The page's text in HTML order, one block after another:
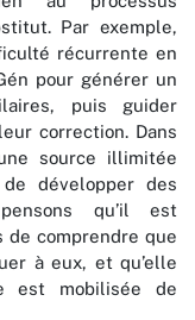
Par exemple,
récurrente en
pour générer un
puis guider
correction. Dans
source illimitée
développer des
qu’il est
comprendre que
à eux, et qu’elle
est mobilisée de